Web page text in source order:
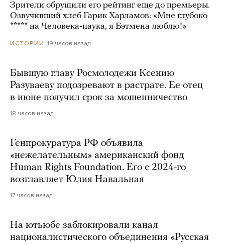
Зрители обрушили его рейтинг еще до премьеры.
Озвучивший хлеб Гарик Харламов: «Мне глубоко
***** на Человека-паука, я Бэтмена люблю!»
ИСТОРИИ 19 часов назад
Бывшую главу Росмолодежи Ксению
Разуваеву подозревают в растрате. Ее отец
в июне получил срок за мошенничество
18 часов назад
Генпрокуратура РФ объявила
«нежелательным» американский фонд
Human Rights Foundation. Его с 2024-го
возглавляет Юлия Навальная
17 часов назад
На ютьюбе заблокировали канал
националистического объединения «Русская